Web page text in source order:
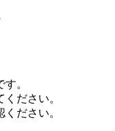
。
ださい。
ださい。